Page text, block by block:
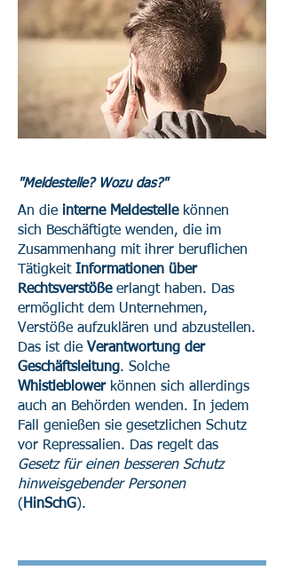
"Meldestelle? Wozu das?"
An die interne Meldestellekönnen
sich Beschäftigte wenden, die im
Zusammenhang mit ihrer beruflichen
Tätigkeit Informationen über
Rechtsverstößeerlangt haben. Das
ermöglicht dem Unternehmen,
Verstöße aufzuklären und abzustellen.
Das ist die Verantwortung der
Geschäftsleitung. Solche
Whistleblowerkönnen sich allerdings
auch an Behörden wenden. In jedem
Fall genießen sie gesetzlichen Schutz
vor Repressalien. Das regelt das
Gesetz für einen besseren Schutz
hinweisgebender Personen
( HinSchG).